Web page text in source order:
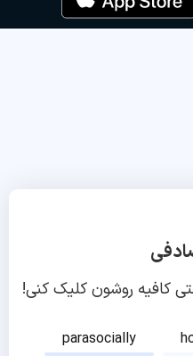
کافیه روشون کلیک کنی!
parasocially